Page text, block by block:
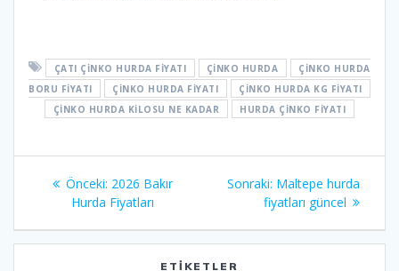
ÇATI ÇINKO HURDA FIYATI ÇINKO HURDA
ÇINKO HURDA
BORU FIYATI
ÇINKO HURDA FIYATI
ÇINKO HURDA KG FIYATI
ÇINKO HURDA KILOSU NE KADAR
HURDA ÇINKO FIYATI
Yazı
gezinmesi
Önceki: Önceki
yazı:
2026 Bakır
Hurda Fiyatları
Sonraki: Sonraki
yazı:
Maltepe hurda
fiyatları güncel
ETIKETLER